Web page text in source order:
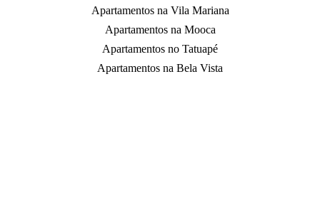
Apartamentos na Vila Mariana
Apartamentos na Mooca
Apartamentos no Tatuapé
Apartamentos na Bela Vista